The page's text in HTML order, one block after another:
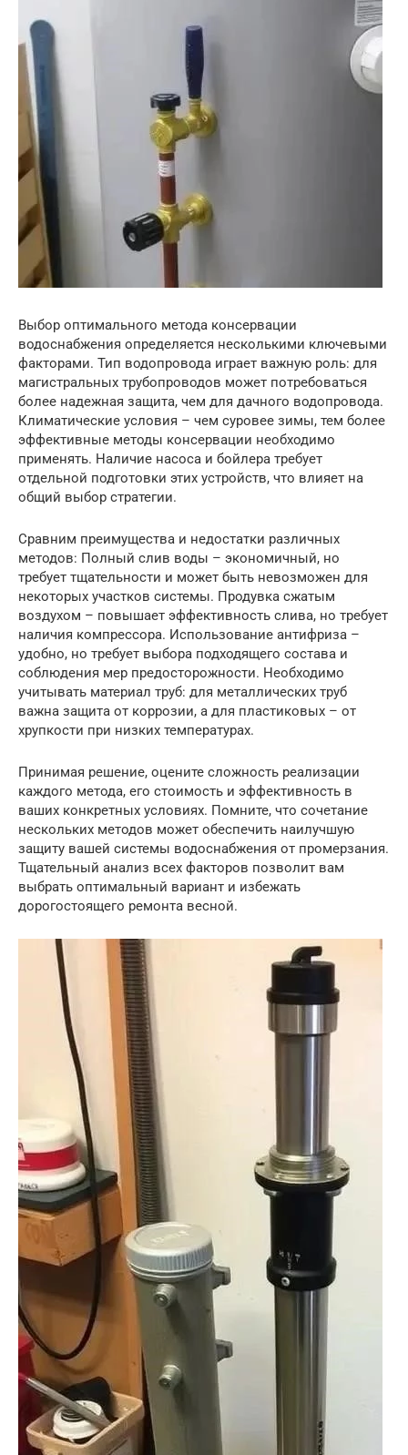
Выбор оптимального метода консервации
водоснабжения определяется несколькими ключевыми
факторами. Тип водопровода играет важную роль: для
магистральных трубопроводов может потребоваться
более надежная защита, чем для дачного водопровода.
Климатические условия – чем суровее зимы, тем более
эффективные методы консервации необходимо
применять. Наличие насоса и бойлера требует
отдельной подготовки этих устройств, что влияет на
общий выбор стратегии.
Сравним преимущества и недостатки различных
методов: Полный слив воды – экономичный, но
требует тщательности и может быть невозможен для
некоторых участков системы. Продувка сжатым
воздухом – повышает эффективность слива, но требует
наличия компрессора. Использование антифриза –
удобно, но требует выбора подходящего состава и
соблюдения мер предосторожности. Необходимо
учитывать материал труб: для металлических труб
важна защита от коррозии, а для пластиковых – от
хрупкости при низких температурах.
Принимая решение, оцените сложность реализации
каждого метода, его стоимость и эффективность в
ваших конкретных условиях. Помните, что сочетание
нескольких методов может обеспечить наилучшую
защиту вашей системы водоснабжения от промерзания.
Тщательный анализ всех факторов позволит вам
выбрать оптимальный вариант и избежать
дорогостоящего ремонта весной.